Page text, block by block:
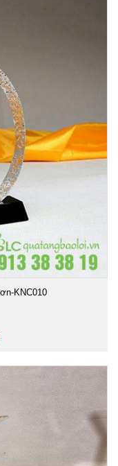
KNC010